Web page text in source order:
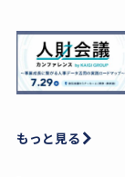
もっと見る